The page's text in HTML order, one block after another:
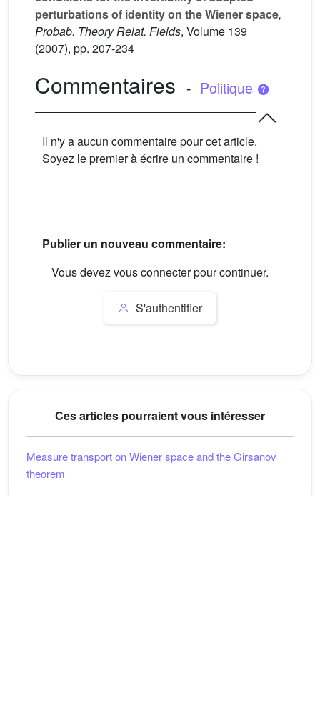
perturbations of identity on the Wiener space,
Probab. Theory Relat. Fields, Volume 139
(2007), pp. 207-234
Commentaires - Politique
Il n'y a aucun commentaire pour cet article.
Soyez le premier à écrire un commentaire !
Publier un nouveau commentaire:
Vous devez vous connecter pour continuer.
S'authentifier
Ces articles pourraient vous intéresser
Measure transport on Wiener space and the Girsanov
theorem